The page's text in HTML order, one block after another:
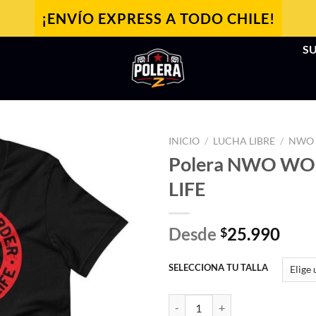
¡ENVÍO EXPRESS A TODO CHILE!
INICIO / LUCHA LIBRE / NWO
Polera NWO
LIFE
Desde $25.990
SELECCIONA TU TALLA